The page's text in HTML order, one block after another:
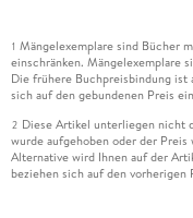
1 Mängelexemplare sind Bücher
einschränken. Mängelexemplare
Die frühere Buchpreisbindung ist
sich auf den gebundenen Preis
2 Diese Artikel unterliegen nicht
wurde aufgehoben oder der
Alternative wird Ihnen auf der
beziehen sich auf den vorherigen